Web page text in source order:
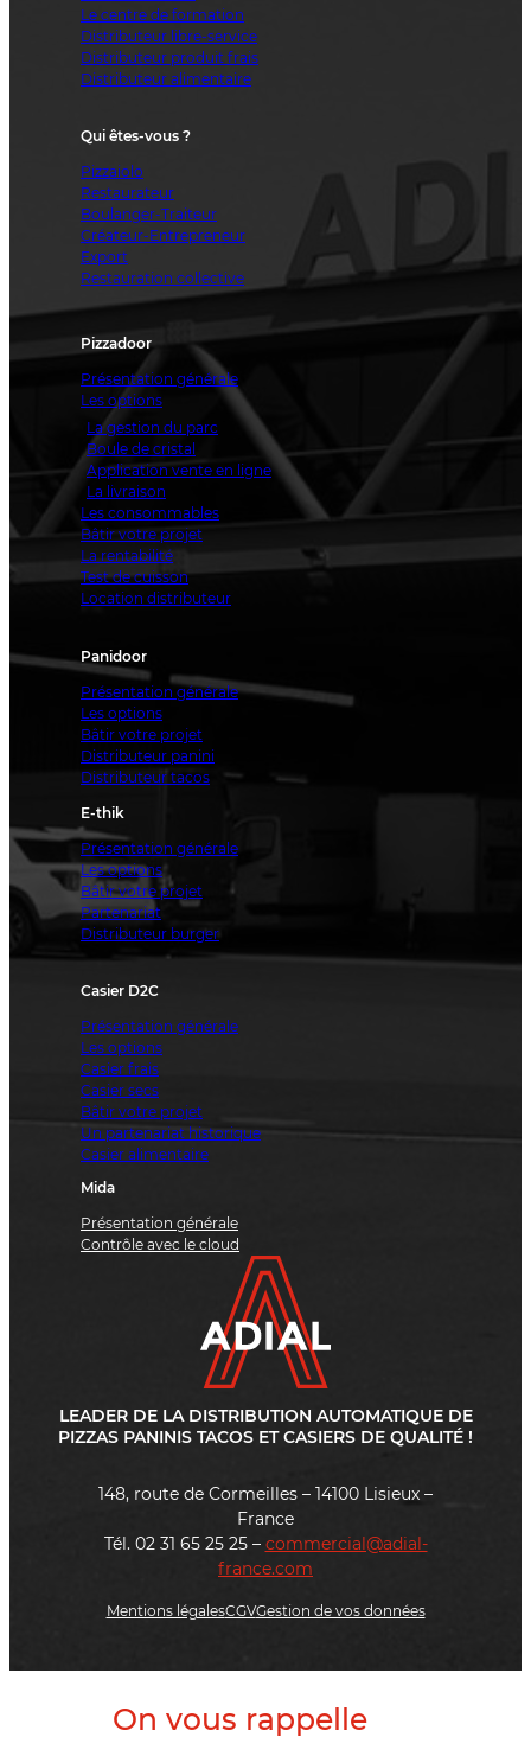
Le centre de formation
Distributeur libre-service
Distributeur produit frais
Distributeur alimentaire
Qui êtes-vous ?
Pizzaiolo
Restaurateur
Boulanger-Traiteur
Créateur-Entrepreneur
Export
Restauration collective
Pizzadoor
Présentation générale
Les options
La gestion du parc
Boule de cristal
Application vente en ligne
La livraison
Les consommables
Bâtir votre projet
La rentabilité
Test de cuisson
Location distributeur
Panidoor
Présentation générale
Les options
Bâtir votre projet
Distributeur panini
Distributeur tacos
E-thik
Présentation générale
Les options
Bâtir votre projet
Partenariat
Distributeur burger
Casier D2C
Présentation générale
Les options
Casier frais
Casier secs
Bâtir votre projet
Un partenariat historique
Casier alimentaire
Mida
Présentation générale
Contrôle avec le cloud
LEADER DE LA DISTRIBUTION AUTOMATIQUE DE
PIZZAS PANINIS TACOS ET CASIERS DE QUALITÉ !
148, route de Cormeilles – 14100 Lisieux –
France
Tél. 02 31 65 25 25 – commercial@adial-
france.com
Mentions légalesCGVGestion de vos données
On vous rappelle